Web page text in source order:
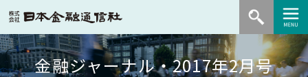
金融ジャーナル・2017年2月号